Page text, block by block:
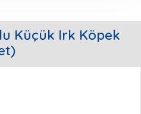
Küçük Irk Köpek